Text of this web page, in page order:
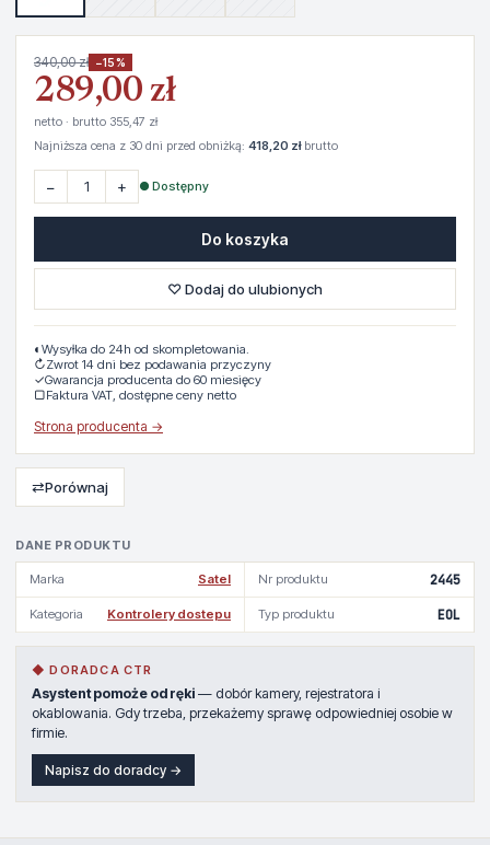
DANE PRODUKTU
Marka Satel Nr produktu 2445
Kategoria Kontrolery dostepu Typ produktu EOL
◆ DORADCA CTR
Asystent pomoże od ręki — dobór kamery, rejestratora i
okablowania. Gdy trzeba, przekażemy sprawę odpowiedniej osobie w
firmie.
Napisz do doradcy →
340,00 zł −15%
289,00 zł
netto · brutto 355,47 zł
Najniższa cena z 30 dni przed obniżką: 418,20 złbrutto
− + ● Dostępny
Do koszyka
♡ Dodaj do ulubionych
◐ Wysyłka do 24h od skompletowania.
↻Zwrot 14 dni bez podawania przyczyny
✓Gwarancja producenta do 60 miesięcy
▢Faktura VAT, dostępne ceny netto
Strona producenta →
⇄Porównaj